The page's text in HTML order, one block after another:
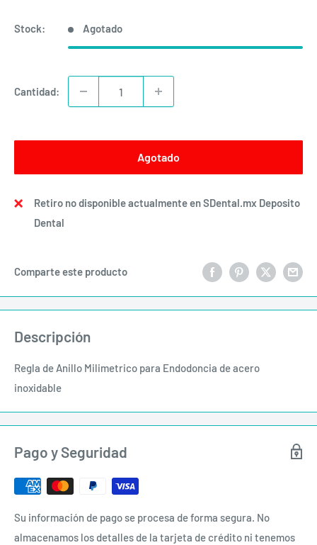
Stock: Agotado
Cantidad:
Agotado
Retiro no disponible actualmente en SDental.mx Deposito
Dental
Comparte este producto
Descripción
Regla de Anillo Milimetrico para Endodoncia de acero
inoxidable
Pago y Seguridad
Su información de pago se procesa de forma segura. No
almacenamos los detalles de la tarjeta de crédito ni tenemos